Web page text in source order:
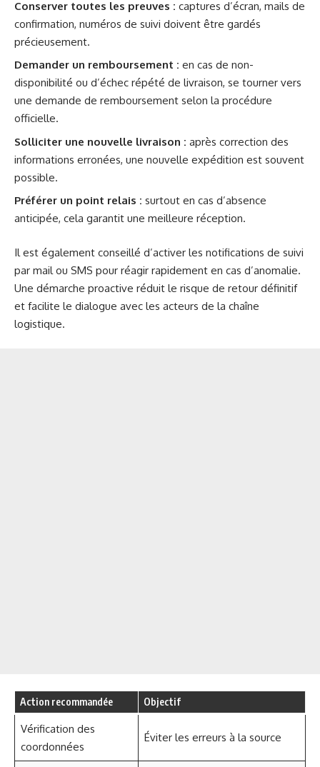
Conserver toutes les preuves : captures d’écran, mails de
confirmation, numéros de suivi doivent être gardés
précieusement.
Demander un remboursement : en cas de non-
disponibilité ou d’échec répété de livraison, se tourner vers
une demande de remboursement selon la procédure
officielle.
Solliciter une nouvelle livraison : après correction des
informations erronées, une nouvelle expédition est souvent
possible.
Préférer un point relais : surtout en cas d’absence
anticipée, cela garantit une meilleure réception.
Il est également conseillé d’activer les notifications de suivi
par mail ou SMS pour réagir rapidement en cas d’anomalie.
Une démarche proactive réduit le risque de retour définitif
et facilite le dialogue avec les acteurs de la chaîne
logistique.
Action recommandée Objectif
Vérification des
coordonnées
Éviter les erreurs à la source